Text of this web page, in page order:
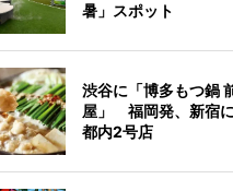
暑」スポット
渋谷に「博多もつ鍋
屋」 福岡発、新宿
都内2号店